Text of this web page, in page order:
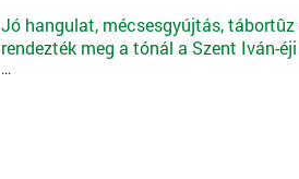
Jó hangulat, mécsesgyújtás, tábortûz
rendezték meg a tónál a Szent Iván-
...